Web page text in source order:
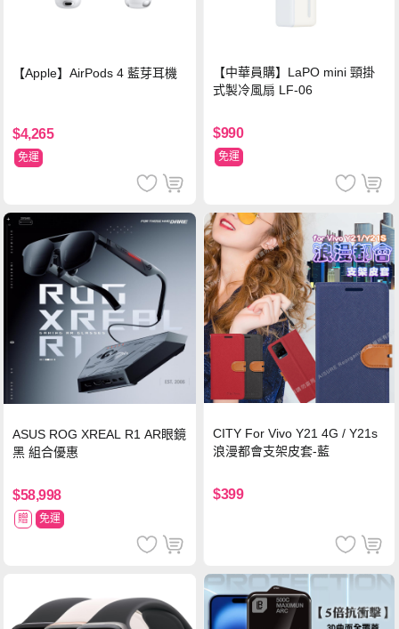
【Apple】AirPods 4 藍芽耳機
$4,265
免運
【中華員購】LaPO mini 頸掛
式製冷風扇 LF-06
$990
免運
ASUS ROG XREAL R1 AR眼鏡
黑 組合優惠
$58,998
贈 免運
CITY For Vivo Y21 4G / Y21s
浪漫都會支架皮套-藍
$399